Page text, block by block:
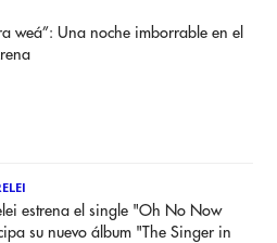
weá”: Una noche imborrable en el
estrena el single "Oh No Now
su nuevo álbum "The Singer in